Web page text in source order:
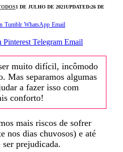
1 DE JULHO DE 2021UPDATED:26 DE
Tumblr WhatsApp Email
Pinterest Telegram Email
muito difícil, incômodo
Mas separamos algumas
a fazer isso com
conforto!
mais riscos de sofrer
nos dias chuvosos) e até
prejudicada.